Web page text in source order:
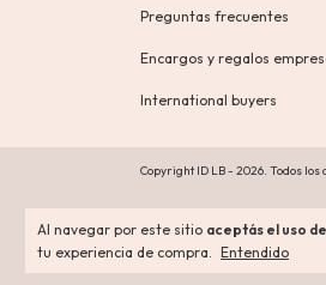
Al navegar por este sitio aceptás el uso
tu experiencia de compra. Entendido
Preguntas frecuentes
Encargos y regalos
International buyers
Copyright ID LB - 2026. Todos los